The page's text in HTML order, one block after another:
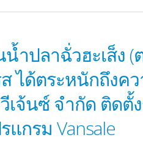
น้ำปลาฉั่วฮะเส็ง
ได้ตระหนักถึงค
เจ้นซ์ จำกัด ติด
แกรม Vansale